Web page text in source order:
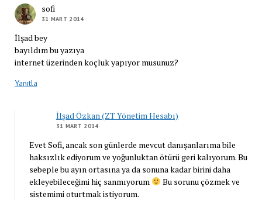
sofi
31 MART 2014
İlşad bey
bayıldım bu yazıya
internet üzerinden koçluk yapıyor musunuz?
Yanıtla
İlşad Özkan (ZT Yönetim Hesabı)
31 MART 2014
Evet Sofi, ancak son günlerde mevcut danışanlarıma bile
haksızlık ediyorum ve yoğunluktan ötürü geri kalıyorum. Bu
sebeple bu ayın ortasına ya da sonuna kadar birini daha
ekleyebileceğimi hiç sanmıyorum
Bu sorunu çözmek ve
sistemimi oturtmak istiyorum.